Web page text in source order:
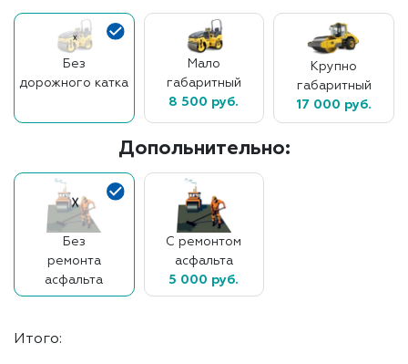
Без
дорожного катка
Мало
габаритный
8 500 руб.
Крупно
габаритный
17 000 руб.
Допольнительно:
Без
ремонта
асфальта
С ремонтом
асфальта
5 000 руб.
Итого: